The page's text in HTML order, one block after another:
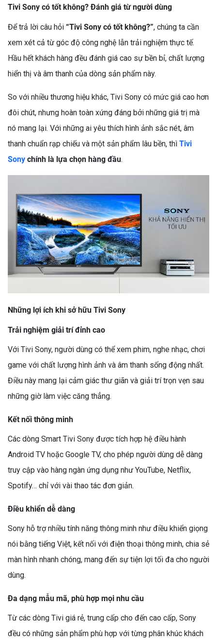
Tivi Sony có tốt không? Đánh giá từ người dùng
Để trả lời câu hỏi “Tivi Sony có tốt không?”, chúng ta cần
xem xét cả từ góc độ công nghệ lẫn trải nghiệm thực tế.
Hầu hết khách hàng đều đánh giá cao sự bền bỉ, chất lượng
hiển thị và âm thanh của dòng sản phẩm này.
So với nhiều thương hiệu khác, Tivi Sony có mức giá cao hơn
đôi chút, nhưng hoàn toàn xứng đáng bởi những giá trị mà
nó mang lại. Với những ai yêu thích hình ảnh sắc nét, âm
thanh chuẩn rạp chiếu và một sản phẩm lâu bền, thì Tivi
Sonychính là lựa chọn hàng đầu.
Những lợi ích khi sở hữu Tivi Sony
Trải nghiệm giải trí đỉnh cao
Với Tivi Sony, người dùng có thể xem phim, nghe nhạc, chơi
game với chất lượng hình ảnh và âm thanh sống động nhất.
Điều này mang lại cảm giác thư giãn và giải trí trọn vẹn sau
những giờ làm việc căng thẳng.
Kết nối thông minh
Các dòng Smart Tivi Sony được tích hợp hệ điều hành
Android TV hoặc Google TV, cho phép người dùng dễ dàng
truy cập vào hàng ngàn ứng dụng như YouTube, Netflix,
Spotify… chỉ với vài thao tác đơn giản.
Điều khiển dễ dàng
Sony hỗ trợ nhiều tính năng thông minh như điều khiển giọng
nói bằng tiếng Việt, kết nối với điện thoại thông minh, chia sẻ
màn hình nhanh chóng, mang đến sự tiện lợi tối đa cho người
dùng.
Đa dạng mẫu mã, phù hợp mọi nhu cầu
Từ các dòng Tivi giá rẻ, trung cấp cho đến cao cấp, Sony
đều có những sản phẩm phù hợp với từng phân khúc khách